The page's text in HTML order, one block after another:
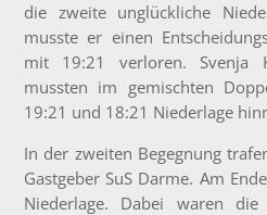
die zweite unglückliche
musste er einen
mit 19:21 verloren. Svenja
mussten im gemischten
19:21 und 18:21 Niederlage
In der zweiten Begegnung
Gastgeber SuS Darme. Am
Niederlage. Dabei waren